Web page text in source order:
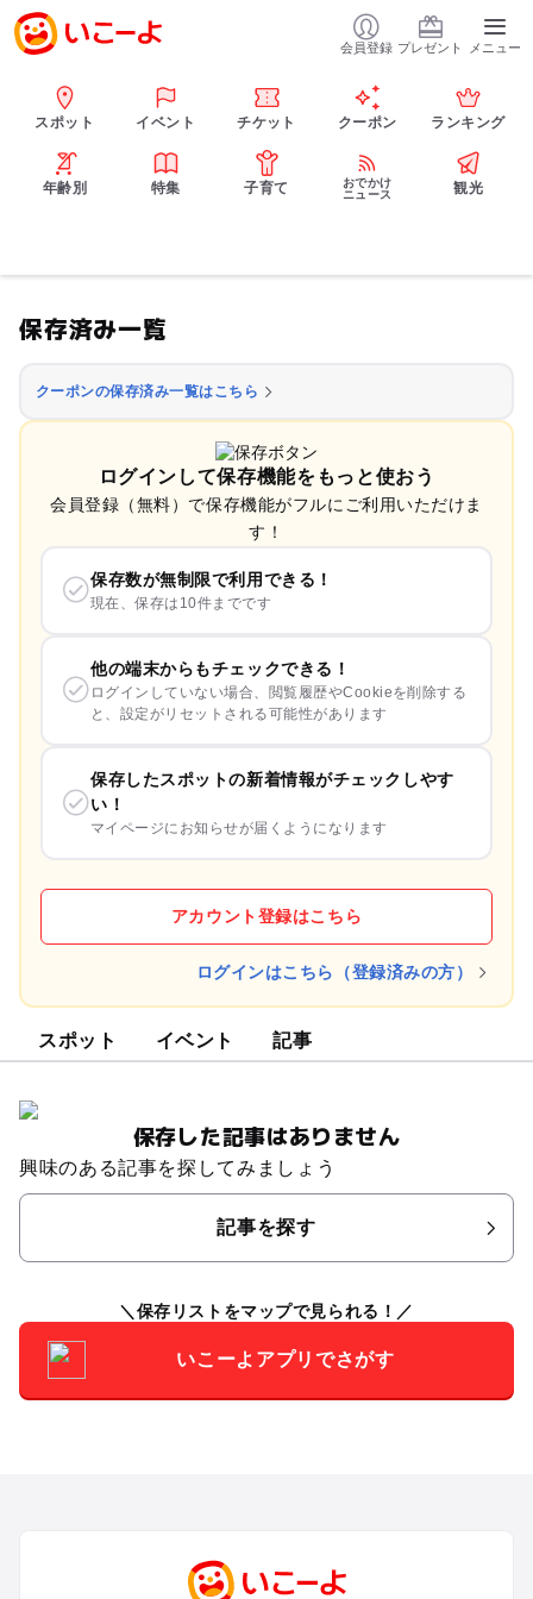
会員登録 プレゼント メニュー
スポット イベント チケット クーポン ランキング
年齢別 特集 子育て
おでかけ
ニュース
観光
保存済み一覧
クーポンの保存済み一覧はこちら
ログインして保存機能をもっと使おう
会員登録（無料）で保存機能がフルにご利用いただけま
す！
保存数が無制限で利用できる！
現在、保存は10件までです
他の端末からもチェックできる！
ログインしていない場合、閲覧履歴やCookieを削除する
と、設定がリセットされる可能性があります
保存したスポットの新着情報がチェックしやす
い！
マイページにお知らせが届くようになります
アカウント登録はこちら
ログインはこちら（登録済みの方）
スポット イベント 記事
保存した記事はありません
興味のある記事を探してみましょう
記事を探す
保存リストをマップで見られる！
いこーよアプリでさがす